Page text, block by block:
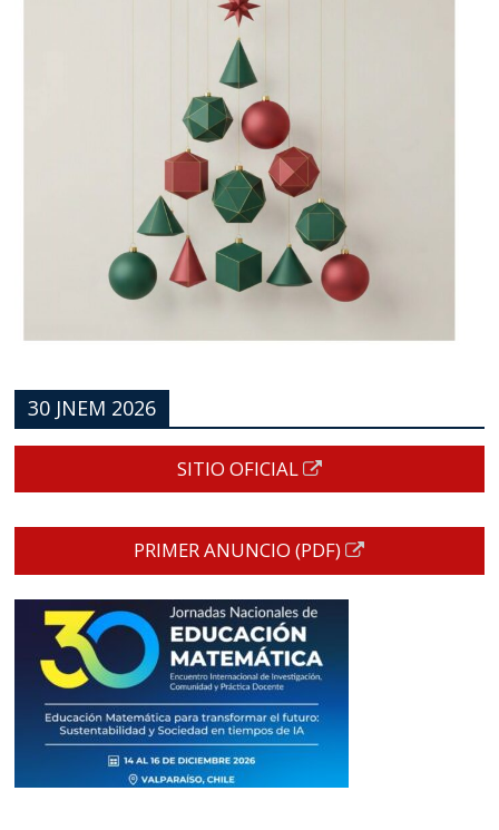
30 JNEM 2026
SITIO OFICIAL
PRIMER ANUNCIO (PDF)